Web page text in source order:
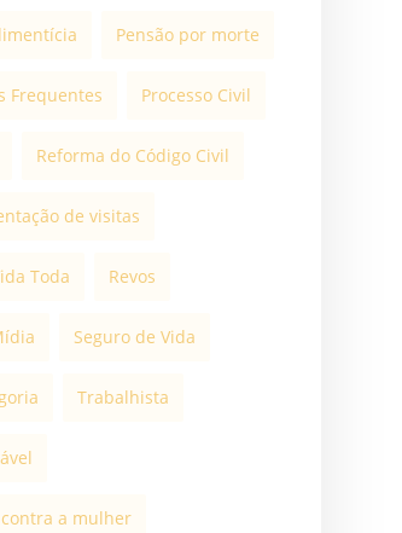
Pensão por morte
Frequentes Processo Civil
Reforma do Código Civil
de visitas
Toda Revos
Seguro de Vida
Trabalhista
a mulher